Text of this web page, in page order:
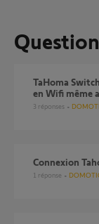
TaHoma Switch déconnectée du jour au lendemain, échec
en Wifi même
3 réponses
connexion
1 réponse